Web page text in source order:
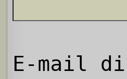
E-mail